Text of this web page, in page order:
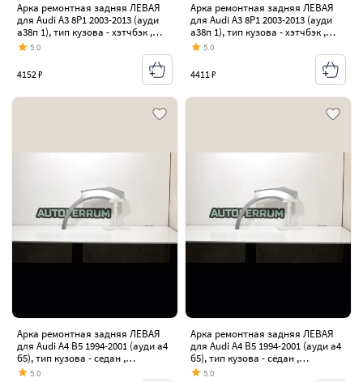
Арка ремонтная задняя ЛЕВАЯ
для Audi A3 8P1 2003-2013 (ауди
а38п 1), тип кузова - хэтчбэк ,
холоднокатаная сталь 0,8 мм
5.0
4152 ₽
Арка ремонтная задняя ЛЕВАЯ
для Audi A3 8P1 2003-2013 (ауди
а38п 1), тип кузова - хэтчбэк ,
холоднокатаная сталь 1 мм
5.0
4411 ₽
Арка ремонтная задняя ЛЕВАЯ
для Audi A4 B5 1994-2001 (ауди а4
б5), тип кузова - седан ,
оцинкованная ЦИНК сталь 0,8 мм
5.0
Арка ремонтная задняя ЛЕВАЯ
для Audi A4 B5 1994-2001 (ауди а4
б5), тип кузова - седан ,
оцинкованная ЦИНК сталь 1 мм
5.0